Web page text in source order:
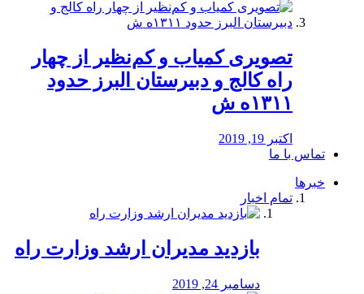
️تصویری کمیاب و کم‌نظیر از چهار
راه كالج و دبيرستان البرز حدود
۱۳۱۱ه ش
اکتبر 19, 2019
تماس با ما
خبرها
تمام اخبار
بازدید مدیران ارشد وزارت راه
دسامبر 24, 2019